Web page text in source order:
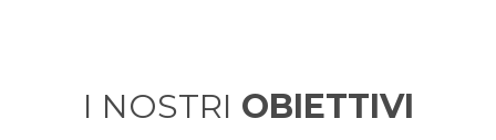
I NOSTRI OBIETTIVI